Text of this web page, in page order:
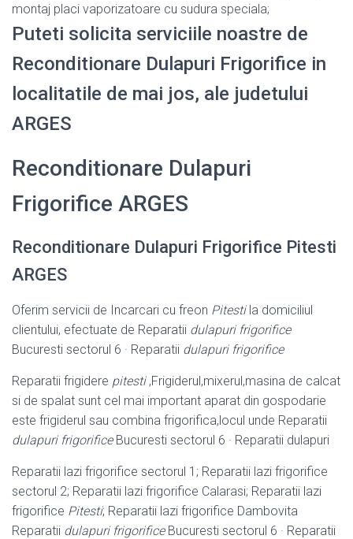
montaj placi vaporizatoare cu sudura speciala;
Puteti solicita serviciile noastre de
Reconditionare Dulapuri Frigorifice in
localitatile de mai jos, ale judetului
ARGES
Reconditionare Dulapuri
Frigorifice ARGES
Reconditionare Dulapuri Frigorifice Pitesti
ARGES
Oferim servicii de Incarcari cu freon Pitestila domiciliul
clientului, efectuate de Reparatii dulapuri frigorifice
Bucuresti sectorul 6 · Reparatii dulapuri frigorifice
Reparatii frigidere pitesti,Frigiderul,mixerul,masina de calcat
si de spalat sunt cel mai important aparat din gospodarie
este frigiderul sau combina frigorifica,locul unde Reparatii
dulapuri frigorificeBucuresti sectorul 6 · Reparatii dulapuri
Reparatii lazi frigorifice sectorul 1; Reparatii lazi frigorifice
sectorul 2; Reparatii lazi frigorifice Calarasi; Reparatii lazi
frigorifice Pitesti; Reparatii lazi frigorifice Dambovita
Reparatii dulapuri frigorificeBucuresti sectorul 6 · Reparatii